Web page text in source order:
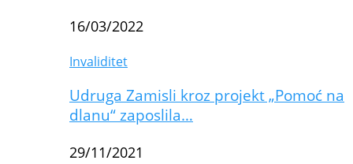
16/03/2022
Invaliditet
Udruga Zamisli kroz projekt „Pomoć na
dlanu“ zaposlila…
29/11/2021